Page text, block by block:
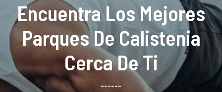
Encuentra Los Mejores
Parques De Calistenia
Cerca De Ti
------